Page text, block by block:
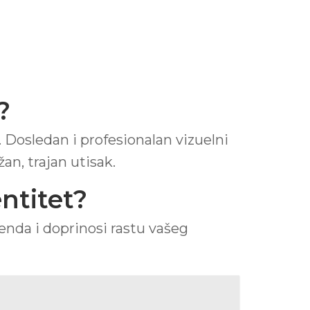
i profesionalan vizuelni
trajan utisak.
i doprinosi rastu vašeg